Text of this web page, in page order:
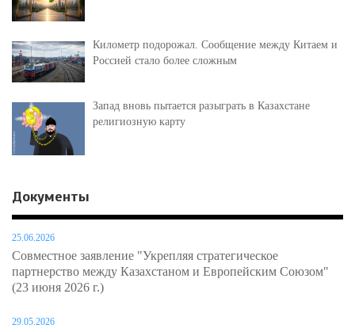
Километр подорожал. Сообщение между Китаем и
Россией стало более сложным
Запад вновь пытается разыграть в Казахстане
религиозную карту
Документы
25.06.2026
Совместное заявление "Укрепляя стратегическое
партнерство между Казахстаном и Европейским Союзом"
(23 июня 2026 г.)
29.05.2026